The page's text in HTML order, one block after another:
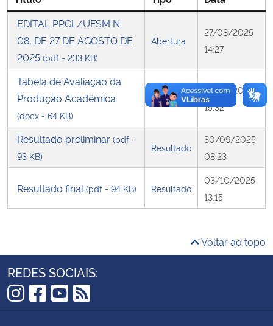
Secretaria-Geral
Secretaria de Governo
Advocacia-Geral da União
Banco Central do Brasil
Planalto
EDITAL PPGL/UFSM N.
08, DE 27 DE AGOSTO DE
2025 (pdf - 233 KB)
Abertura
27/08/2025
14:27
Tabela de Avaliação da
Produção Acadêmica
(docx - 64 KB)
Abertura
27/08/2025
15:32
Resultado preliminar (pdf -
93 KB)
Resultado
30/09/2025
08:23
Resultado final (pdf - 94 KB) Resultado
03/10/2025
13:15
Voltar ao topo
REDES SOCIAIS:
Instagram
Facebook
YouTube
RSS